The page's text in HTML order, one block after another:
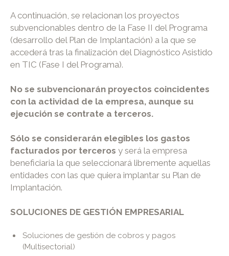
A continuación, se relacionan los proyectos
subvencionables dentro de la Fase II del Programa
(desarrollo del Plan de Implantación) a la que se
accederá tras la finalización del Diagnóstico Asistido
en TIC (Fase I del Programa).
No se subvencionarán proyectos coincidentes
con la actividad de la empresa, aunque su
ejecución se contrate a terceros.
Sólo se considerarán elegibles los gastos
facturados por terceros y será la empresa
beneficiaria la que seleccionará libremente aquellas
entidades con las que quiera implantar su Plan de
Implantación.
SOLUCIONES DE GESTIÓN EMPRESARIAL
Soluciones de gestión de cobros y pagos
(Multisectorial)